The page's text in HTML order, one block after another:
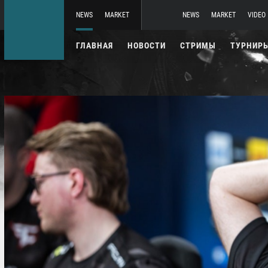
NEWS MARKET NEWS MARKET VIDEO
ГЛАВНАЯ НОВОСТИ СТРИМЫ